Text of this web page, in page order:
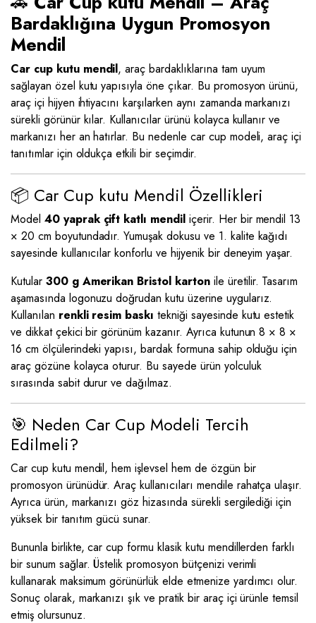
Bardaklığına Uygun Promosyon
Mendil
Car cup kutu mendil, araç bardaklıklarına tam uyum
sağlayan özel kutu yapısıyla öne çıkar. Bu promosyon ürünü,
araç içi hijyen ihtiyacını karşılarken aynı zamanda markanızı
sürekli görünür kılar. Kullanıcılar ürünü kolayca kullanır ve
markanızı her an hatırlar. Bu nedenle car cup modeli, araç içi
tanıtımlar için oldukça etkili bir seçimdir.
📦 Car Cup kutu Mendil Özellikleri
Model 40 yaprak çift katlı mendil içerir. Her bir mendil 13
× 20 cm boyutundadır. Yumuşak dokusu ve 1. kalite kağıdı
sayesinde kullanıcılar konforlu ve hijyenik bir deneyim yaşar.
Kutular 300 g Amerikan Bristol kartonile üretilir. Tasarım
aşamasında logonuzu doğrudan kutu üzerine uygularız.
Kullanılan renkli resim baskı tekniği sayesinde kutu estetik
ve dikkat çekici bir görünüm kazanır. Ayrıca kutunun 8 × 8 ×
16 cm ölçülerindeki yapısı, bardak formuna sahip olduğu için
araç gözüne kolayca oturur. Bu sayede ürün yolculuk
sırasında sabit durur ve dağılmaz.
🎯 Neden Car Cup Modeli Tercih
Edilmeli?
Car cup kutu mendil, hem işlevsel hem de özgün bir
promosyon ürünüdür. Araç kullanıcıları mendile rahatça ulaşır.
Ayrıca ürün, markanızı göz hizasında sürekli sergilediği için
yüksek bir tanıtım gücü sunar.
Bununla birlikte, car cup formu klasik kutu mendillerden farklı
bir sunum sağlar. Üstelik promosyon bütçenizi verimli
kullanarak maksimum görünürlük elde etmenize yardımcı olur.
Sonuç olarak, markanızı şık ve pratik bir araç içi ürünle temsil
etmiş olursunuz.